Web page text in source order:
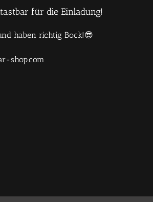
für die Einladung!
haben richtig Bock!😎
shop.com